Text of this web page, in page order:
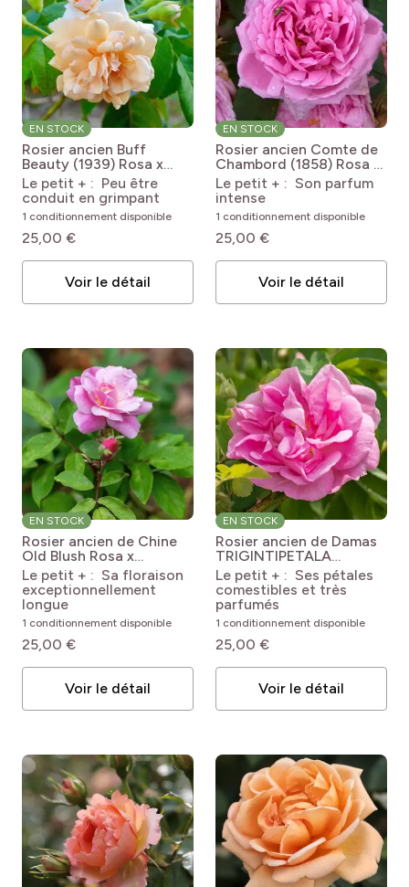
EN STOCK
Rosier ancien Buff
Beauty (1939) Rosa x
moschata 'Buff Beauty'
Le petit + : Peu être
conduit en grimpant
1 conditionnement disponible
25,00 €
Voir le détail
EN STOCK
Rosier ancien Comte de
Chambord (1858) Rosa x
Portland 'Comte de
Chambord'
Le petit + : Son parfum
intense
1 conditionnement disponible
25,00 €
Voir le détail
EN STOCK
Rosier ancien de Chine
Old Blush Rosa x
chinensis Old Blush (Pink
China, Parsons)
Le petit + : Sa floraison
exceptionnellement
longue
1 conditionnement disponible
25,00 €
Voir le détail
EN STOCK
Rosier ancien de Damas
TRIGINTIPETALA
Kanzanlik (1689) Rosa x
damascena 'Kazanlik'
TRIGINTIPETALA
Le petit + : Ses pétales
comestibles et très
parfumés
1 conditionnement disponible
25,00 €
Voir le détail